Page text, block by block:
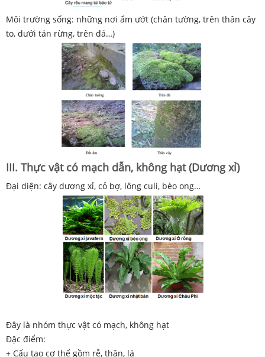
Môi trường sống: những nơi ẩm ướt (chân tường, trên thân cây
to, dưới tán rừng, trên đá…)
III. Thực vật có mạch dẫn, không hạt (Dương xỉ)
Đại diện: cây dương xỉ, cỏ bợ, lông culi, bèo ong…
Đây là nhóm thực vật có mạch, không hạt
Đặc điểm:
+ Cấu tạo cơ thể gồm rễ, thân, lá